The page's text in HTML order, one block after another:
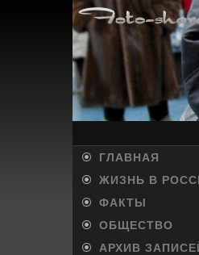
ГЛАВНАЯ
ЖИЗНЬ В
ФАКТЫ
ОБЩЕСТВО
АРХИВ